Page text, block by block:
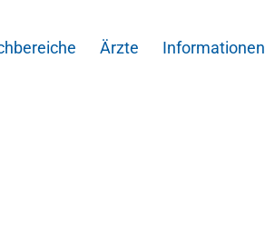
Ärzte Informationen